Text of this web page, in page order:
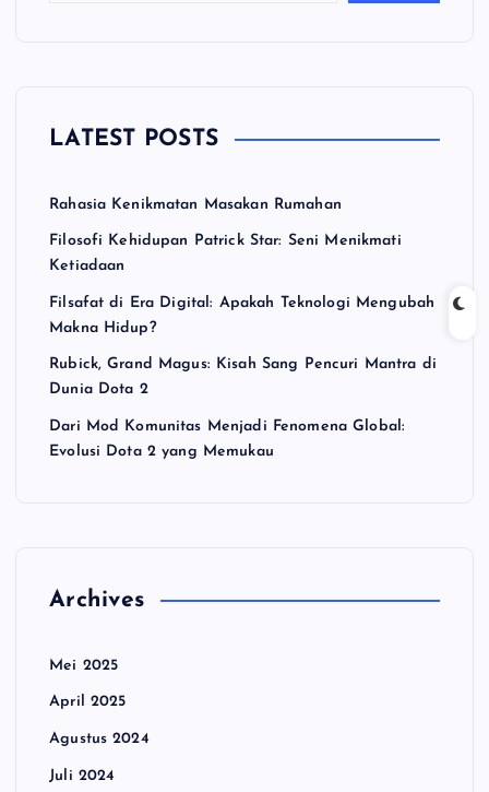
LATEST POSTS
Rahasia Kenikmatan Masakan Rumahan
Filosofi Kehidupan Patrick Star: Seni Menikmati
Ketiadaan
Filsafat di Era Digital: Apakah Teknologi Mengubah
Makna Hidup?
Rubick, Grand Magus: Kisah Sang Pencuri Mantra di
Dunia Dota 2
Dari Mod Komunitas Menjadi Fenomena Global:
Evolusi Dota 2 yang Memukau
Archives
Mei 2025
April 2025
Agustus 2024
Juli 2024